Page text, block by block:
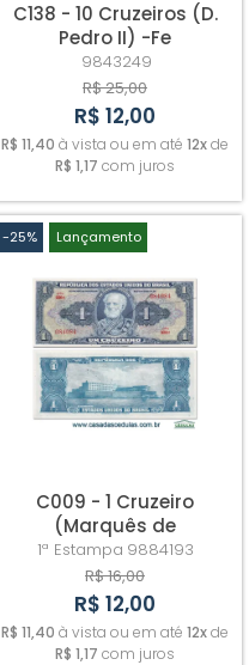
C138 - 10 Cruzeiros (D.
Pedro II) -Fe
9843249
R$ 25,00
R$ 12,00
R$ 11,40 à vista ou em até 12xde
R$ 1,17 com juros
-25% Lançamento
C009 - 1 Cruzeiro
(Marquês de
Tamandaré) - Sob++
Autografada
1ª Estampa 9884193
R$ 16,00
R$ 12,00
R$ 11,40 à vista ou em até 12xde
R$ 1,17 com juros